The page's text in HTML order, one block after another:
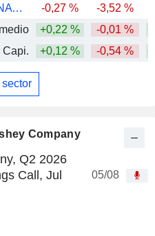
Company
Q2 2026
Call, Jul
05/08
YIHAI KERRY ARAWANA HOLDINGS CO., LTD
-0,27 % -3,52 %
+0,22 % -0,01 %
Capi.
+0,12 % -0,54 %